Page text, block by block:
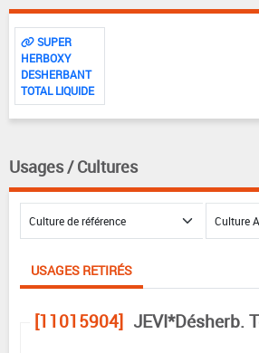
SUPER
HERBOXY
DESHERBANT
TOTAL LIQUIDE
Usages / Cultures
USAGES RETIRÉS
[11015904] JEVI*Désherb.